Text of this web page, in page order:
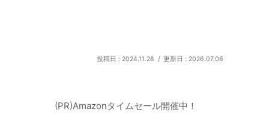
2024.11.28 2026.07.06
(PR)Amazonタイムセール開催中！